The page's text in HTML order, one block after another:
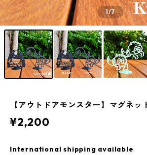
1/7
【アウトドアモンスター】マグネッ
¥2,200
International shipping available